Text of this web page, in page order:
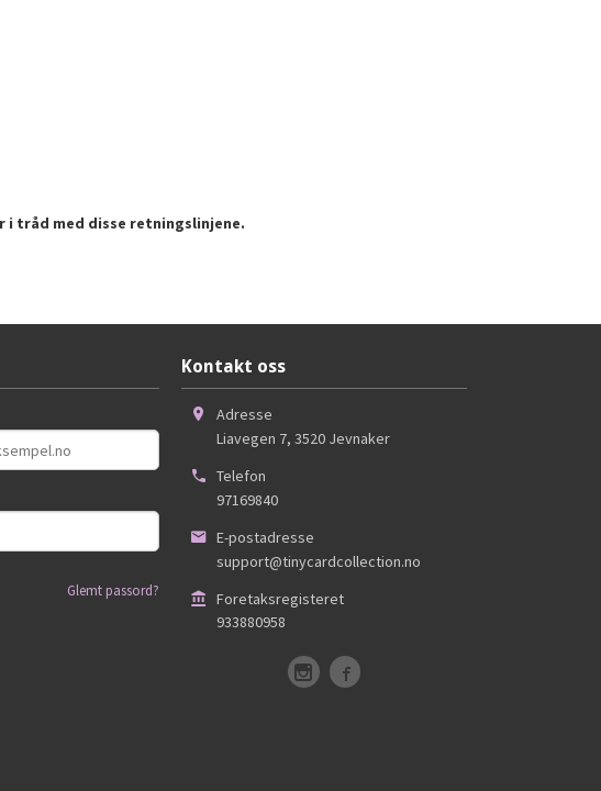
i tråd med disse retningslinjene.
Glemt passord?
Kontakt oss
Adresse
Liavegen 7, 3520 Jevnaker
Telefon
97169840
E-postadresse
support@tinycardcollection.no
Foretaksregisteret
933880958